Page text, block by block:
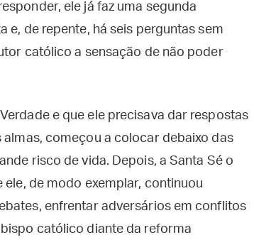
ele já faz uma segunda
e, de repente, há seis perguntas sem
católico a sensação de não poder
e que ele precisava dar respostas
começou a colocar debaixo das
risco de vida. Depois, a Santa Sé o
de modo exemplar, continuou
enfrentar adversários em conflitos
católico diante da reforma